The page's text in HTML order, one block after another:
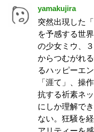
yamakujira
突然出現した
を予感する世
の少女ミウ、
からつむがれ
るハッピーエ
「涯て」、操
抗する祈素ネ
にしか理解で
ない。狂騒を